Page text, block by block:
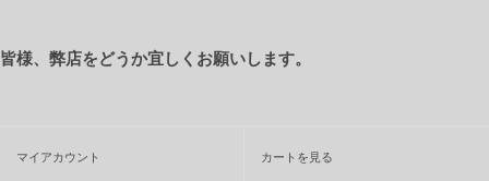
皆様、弊店をどうか宜しくお願いします。
マイアカウント カートを見る